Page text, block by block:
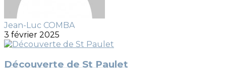
Jean-Luc COMBA
3 février 2025
Découverte de St Paulet